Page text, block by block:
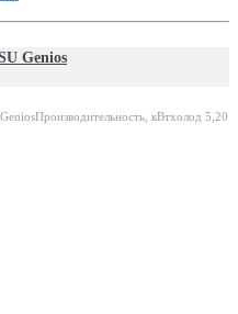
Genios
кВтхолод 5,20